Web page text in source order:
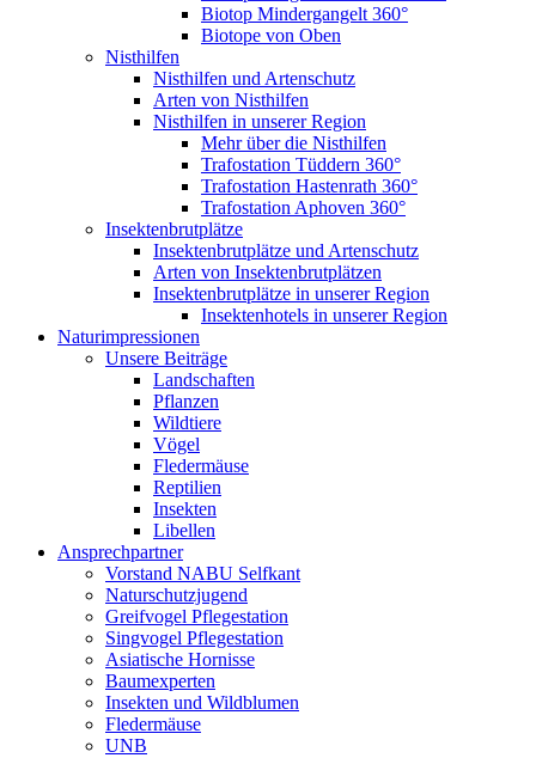
Biotop Mindergangelt 360°
Biotope von Oben
Nisthilfen
Nisthilfen und Artenschutz
Arten von Nisthilfen
Nisthilfen in unserer Region
Mehr über die Nisthilfen
Trafostation Tüddern 360°
Trafostation Hastenrath 360°
Trafostation Aphoven 360°
Insektenbrutplätze
Insektenbrutplätze und Artenschutz
Arten von Insektenbrutplätzen
Insektenbrutplätze in unserer Region
Insektenhotels in unserer Region
Naturimpressionen
Unsere Beiträge
Landschaften
Pflanzen
Wildtiere
Vögel
Fledermäuse
Reptilien
Insekten
Libellen
Ansprechpartner
Vorstand NABU Selfkant
Naturschutzjugend
Greifvogel Pflegestation
Singvogel Pflegestation
Asiatische Hornisse
Baumexperten
Insekten und Wildblumen
Fledermäuse
UNB